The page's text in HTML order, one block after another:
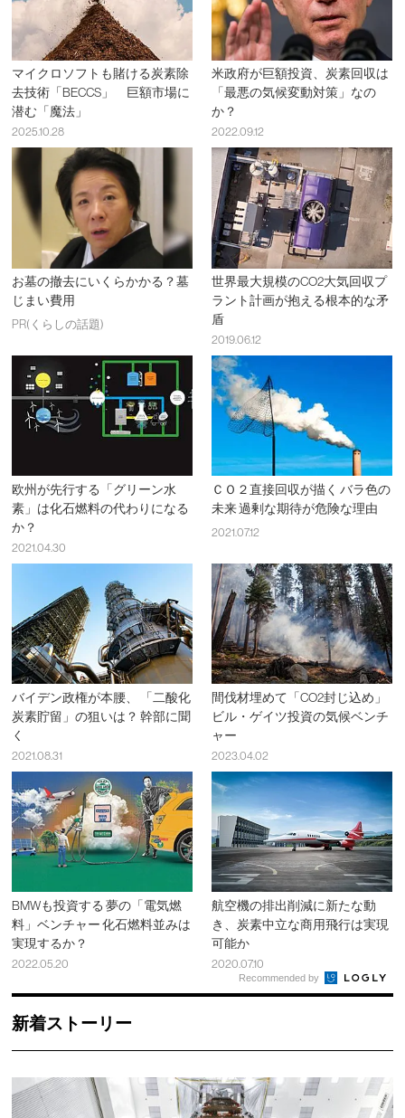
マイクロソフトも賭ける炭素除
去技術「BECCS」 巨額市場に
潜む「魔法」
2025.10.28
米政府が巨額投資、炭素回収は
「最悪の気候変動対策」なの
か？
2022.09.12
お墓の撤去にいくらかかる？墓
じまい費用
PR(くらしの話題)
世界最大規模のCO2大気回収プ
ラント計画が抱える根本的な矛
盾
2019.06.12
欧州が先行する「グリーン水
素」は化石燃料の代わりになる
か？
2021.04.30
ＣＯ２直接回収が描く バラ色の
未来 過剰な期待が危険な理由
2021.07.12
バイデン政権が本腰、 「二酸化
炭素貯留」の狙いは？ 幹部に聞
く
2021.08.31
間伐材埋めて「CO2封じ込め」
ビル・ゲイツ投資の気候ベンチ
ャー
2023.04.02
BMWも投資する 夢の「電気燃
料」ベンチャー 化石燃料並みは
実現するか？
2022.05.20
航空機の排出削減に新たな動
き、炭素中立な商用飛行は実現
可能か
2020.07.10
Recommended by
新着ストーリー